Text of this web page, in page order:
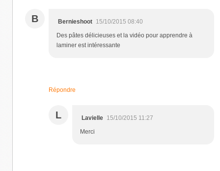
B Bernieshoot 15/10/2015 08:40
Des pâtes délicieuses et la vidéo pour apprendre à
laminer est intéressante
Répondre
L Lavielle 15/10/2015 11:27
Merci